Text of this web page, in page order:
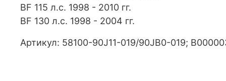
BF 115 л.с. 1998 - 2010 гг.
BF 130 л.с. 1998 - 2004 гг.
Артикул: 58100-90J11-019/90JB0-019;